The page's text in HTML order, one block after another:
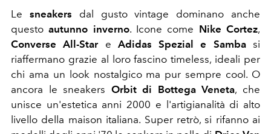
Le sneakers dal gusto vintage dominano anche
questoautunno inverno. Icone come Nike Cortez,
Converse All-Stare Adidas Spezial e Sambasi
riaffermano grazie al loro fascino timeless, ideali per
chi ama un look nostalgico ma pur sempre cool. O
ancora le sneakers Orbit di Bottega Veneta, che
unisce un'estetica anni 2000 e l'artigianalità di alto
livello della maison italiana. Super retrò, si rifanno ai